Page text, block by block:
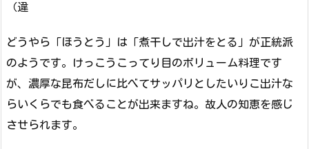
（違
どうやら「ほうとう」は「煮干しで出汁をとる」が正統派
のようです。けっこうこってり目のボリューム料理です
が、濃厚な昆布だしに比べてサッパリとしたいりこ出汁な
らいくらでも食べることが出来ますね。故人の知恵を感じ
させられます。